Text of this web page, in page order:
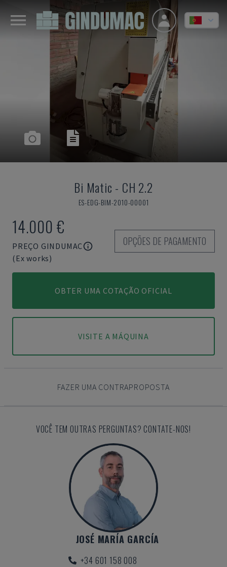
Bi Matic - CH 2.2
ES-EDG-BIM-2010-00001
14.000 €
PREÇO GINDUMAC
(Ex works)
OPÇÕES DE PAGAMENTO
OBTER UMA COTAÇÃO OFICIAL
VISITE A MÁQUINA
FAZER UMA CONTRAPROPOSTA
VOCÊ TEM OUTRAS PERGUNTAS? CONTATE-NOS!
JOSÉ MARÍA GARCÍA
+34 601 158 008